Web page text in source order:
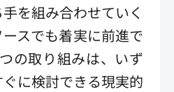
を組み合わせていく
スでも着実に前進で
の取り組みは、いず
に検討できる現実的